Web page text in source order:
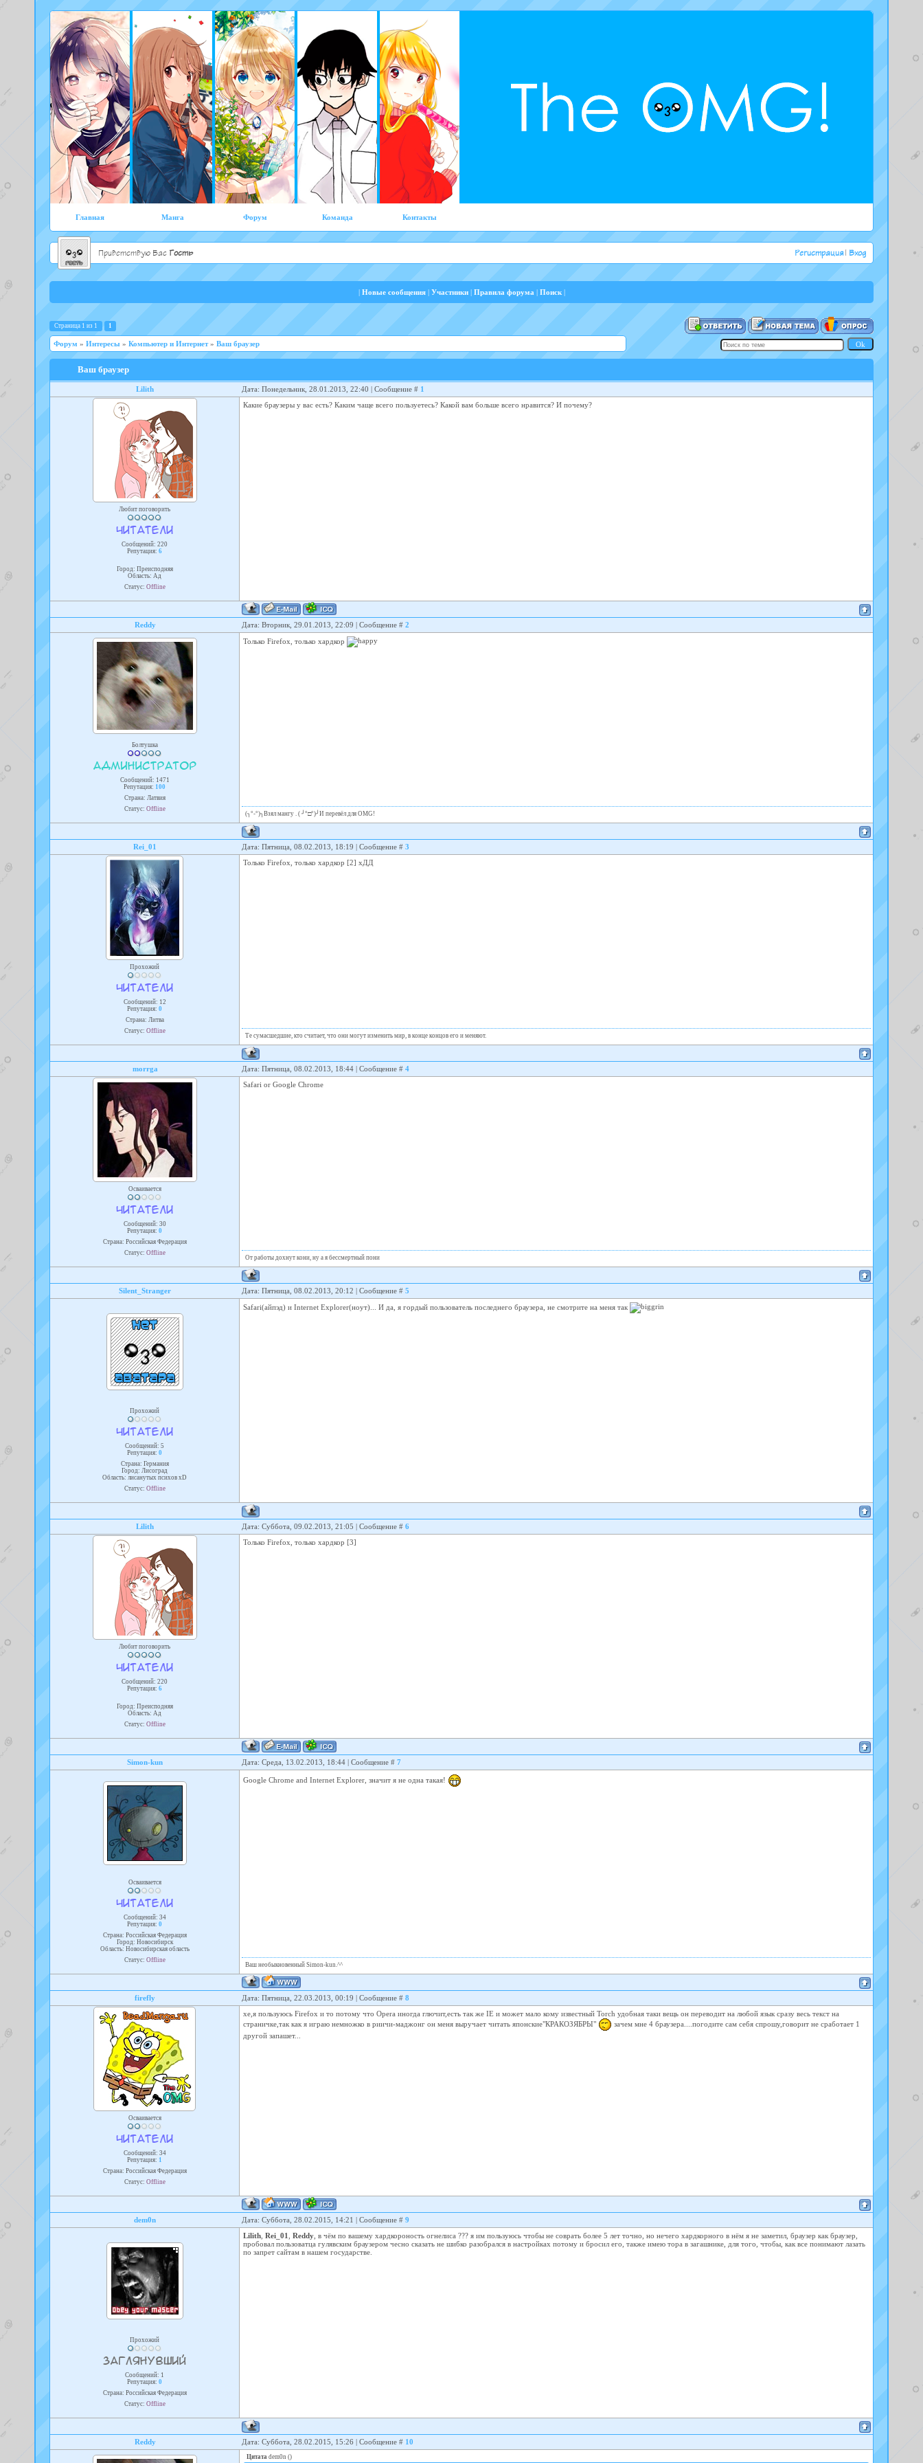
Главная Манга Форум Команда Контакты
Приветствую Вас Гость Регистрация| Вход
| Новые сообщения| Участники| Правила форума | Поиск|
Страница 1 из 1 1
Форум » Интересы » Компьютер и Интернет » Ваш браузер
Ваш браузер
Lilith Дата: Понедельник, 28.01.2013, 22:40 | Сообщение # 1
Любит поговорить
Сообщений: 220
Репутация: 6
Город: Преисподняя
Область: Ад
Статус: Offline
Какие браузеры у вас есть? Каким чаще всего пользуетесь? Какой вам больше всего нравится? И почему?
Reddy Дата: Вторник, 29.01.2013, 22:09 | Сообщение # 2
Болтушка
Сообщений: 1471
Репутация: 100
Страна: Латвия
Статус: Offline
Только Firefox, только хардкор
(╮°-°)╮Взял мангу . ( ╯°□°)╯И перевёл для OMG!
Rei_01 Дата: Пятница, 08.02.2013, 18:19 | Сообщение # 3
Прохожий
Сообщений: 12
Репутация: 0
Страна: Литва
Статус: Offline
Только Firefox, только хардкор [2] хДД
Те сумасшедшие, кто считает, что они могут изменить мир, в конце концов его и меняют.
morrga Дата: Пятница, 08.02.2013, 18:44 | Сообщение # 4
Осваивается
Сообщений: 30
Репутация: 0
Страна: Российская Федерация
Статус: Offline
Safari or Google Chrome
От работы дохнут кони, ну а я бессмертный пони
Silent_Stranger Дата: Пятница, 08.02.2013, 20:12 | Сообщение # 5
Прохожий
Сообщений: 5
Репутация: 0
Страна: Германия
Город: Лисоград
Область: лисанутых психов xD
Статус: Offline
Safari(айпэд) и Internet Explorer(ноут)... И да, я гордый пользователь последнего браузера, не смотрите на меня так
Lilith Дата: Суббота, 09.02.2013, 21:05 | Сообщение # 6
Любит поговорить
Сообщений: 220
Репутация: 6
Город: Преисподняя
Область: Ад
Статус: Offline
Только Firefox, только хардкор [3]
Simon-kun Дата: Среда, 13.02.2013, 18:44 | Сообщение # 7
Осваивается
Сообщений: 34
Репутация: 0
Страна: Российская Федерация
Город: Новосибирск
Область: Новосибирская область
Статус: Offline
Google Chrome and Internet Explorer, значит я не одна такая!
Ваш необыкновенный Simon-kun.^^
firefly Дата: Пятница, 22.03.2013, 00:19 | Сообщение # 8
Осваивается
Сообщений: 34
Репутация: 1
Страна: Российская Федерация
Статус: Offline
хе,я пользуюсь Firefox и то потому что Opera иногда глючит,есть так же IE и может мало кому известный Torch удобная таки вещь он переводит на любой язык сразу весь текст на
страничке,так как я играю немножко в риичи-маджонг он меня выручает читать японские"КРАКОЗЯБРЫ"
зачем мне 4 браузера....погодите сам себя спрошу,говорит не сработает 1
другой запашет...
dem0n Дата: Суббота, 28.02.2015, 14:21 | Сообщение # 9
Прохожий
Сообщений: 1
Репутация: 0
Страна: Российская Федерация
Статус: Offline
Lilith Rei_01 Reddy , в чём по вашему хардкороность огнелиса ??? я им пользуюсь чтобы не соврать более 5 лет точно, но нечего хардкорного в нём я не заметил, браузер как браузер,
пробовал пользоватца гулявским браузером чесно сказать не шибко разобрался в настройках потому и бросил его, также имею тора в загашнике, для того, чтобы, как все понимают лазать
по запрет сайтам в нашем государстве.
Reddy Дата: Суббота, 28.02.2015, 15:26 | Сообщение # 10
Цитата dem0n ()